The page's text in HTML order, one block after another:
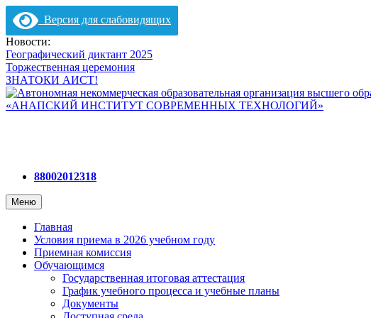
Версия для слабовидящих
Перейти
к
содержимому
Новости:
Географический диктант 2025
Торжественная церемония
ЗНАТОКИ АИСТ!
88002012318
Меню
Главная
Условия приема в 2026 учебном году
Приемная комиссия
Обучающимся
Государственная итоговая аттестация
График учебного процесса и учебные планы
Документы